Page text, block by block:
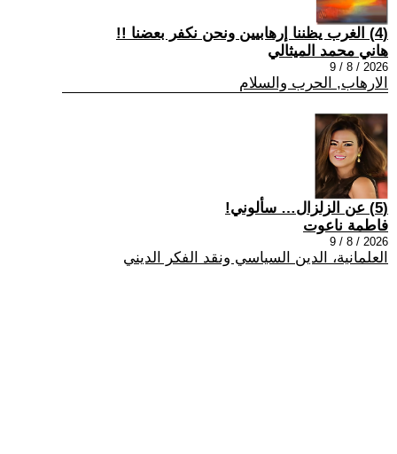
(4) الغرب يظننا إرهابيين ونحن نكفر بعضنا !!
هاني محمد الميثالي
2026 / 8 / 9
الارهاب, الحرب والسلام
(5) عن الزلزال… سألوني!
فاطمة ناعوت
2026 / 8 / 9
العلمانية، الدين السياسي ونقد الفكر الديني